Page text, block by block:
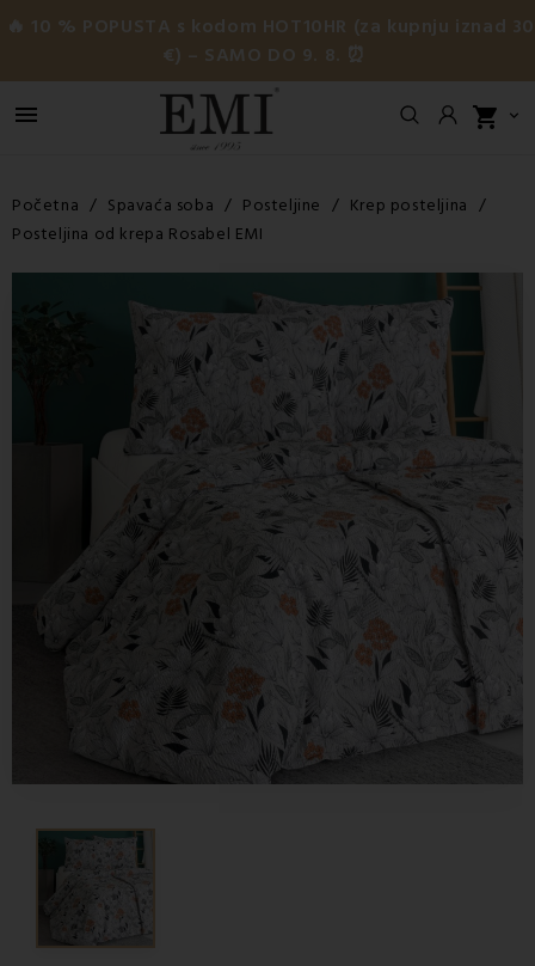
🔥 10 % POPUSTA s kodom HOT10HR (za kupnju iznad 30
€) – SAMO DO 9. 8. ⏰
 shopping_cart 
Početna Spavaća soba Posteljine
Krep posteljina
Posteljina od krepa Rosabel EMI